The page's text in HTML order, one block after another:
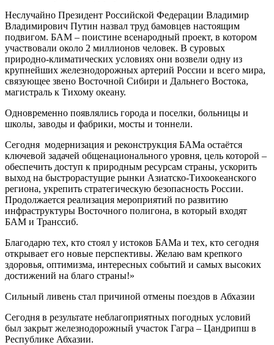
Неслучайно Президент Российской Федерации Владимир
Владимирович Путин назвал труд бамовцев настоящим
подвигом. БАМ – поистине всенародный проект, в котором
участвовали около 2 миллионов человек. В суровых
природно-климатических условиях они возвели одну из
крупнейших железнодорожных артерий России и всего мира,
связующее звено Восточной Сибири и Дальнего Востока,
магистраль к Тихому океану.
Одновременно появлялись города и поселки, больницы и
школы, заводы и фабрики, мосты и тоннели.
Сегодня модернизация и реконструкция БАМа остаётся
ключевой задачей общенационального уровня, цель которой –
обеспечить доступ к природным ресурсам страны, ускорить
выход на быстрорастущие рынки Азиатско-Тихоокеанского
региона, укрепить стратегическую безопасность России.
Продолжается реализация мероприятий по развитию
инфраструктуры Восточного полигона, в который входят
БАМ и Транссиб.
Благодарю тех, кто стоял у истоков БАМа и тех, кто сегодня
открывает его новые перспективы. Желаю вам крепкого
здоровья, оптимизма, интересных событий и самых высоких
достижений на благо страны!»
Сильный ливень стал причиной отмены поездов в Абхазии
Сегодня в результате неблагоприятных погодных условий
был закрыт железнодорожный участок Гагра – Цандрипш в
Республике Абхазии.